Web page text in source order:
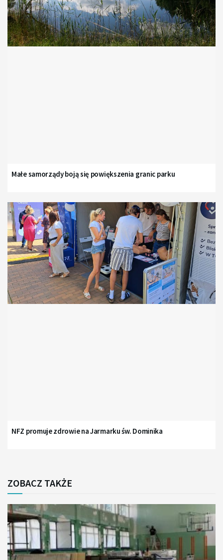
Małe samorządy boją się powiększenia granic parku
NFZ promuje zdrowie na Jarmarku św. Dominika
ZOBACZ TAKŻE